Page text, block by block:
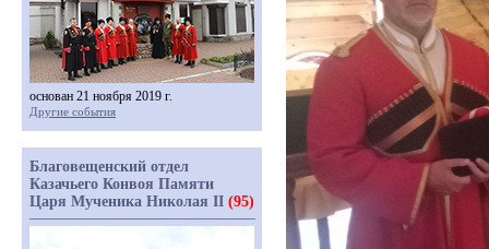
основан 21 ноября 2019 г.
Другие события
Благовещенский отдел
Казачьего Конвоя Памяти
Царя Мученика Николая II (95)